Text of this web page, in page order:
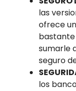
las
ofrece
sumarle
seguro
los